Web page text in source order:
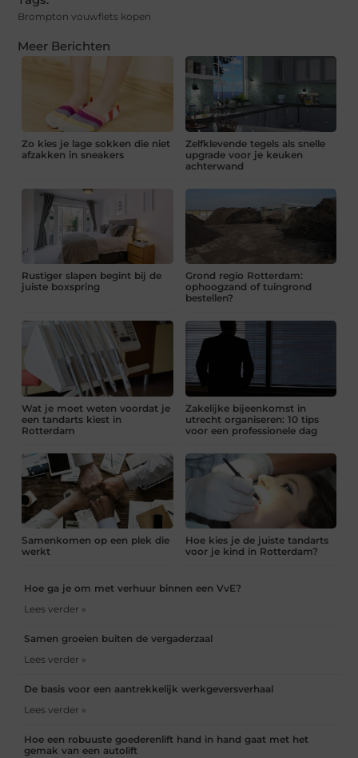
Brompton vouwfiets kopen
Meer Berichten
Zo kies je lage sokken die niet
afzakken in sneakers
Zelfklevende tegels als snelle
upgrade voor je keuken
achterwand
Rustiger slapen begint bij de
juiste boxspring
Grond regio Rotterdam:
ophoogzand of tuingrond
bestellen?
Wat je moet weten voordat je
een tandarts kiest in
Rotterdam
Zakelijke bijeenkomst in
utrecht organiseren: 10 tips
voor een professionele dag
Samenkomen op een plek die
werkt
Hoe kies je de juiste tandarts
voor je kind in Rotterdam?
Hoe ga je om met verhuur binnen een VvE?
Lees verder »
Samen groeien buiten de vergaderzaal
Lees verder »
De basis voor een aantrekkelijk werkgeversverhaal
Lees verder »
Hoe een robuuste goederenlift hand in hand gaat met het
gemak van een autolift